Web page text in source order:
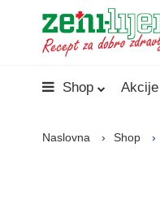
Shop Akcije
Naslovna Shop